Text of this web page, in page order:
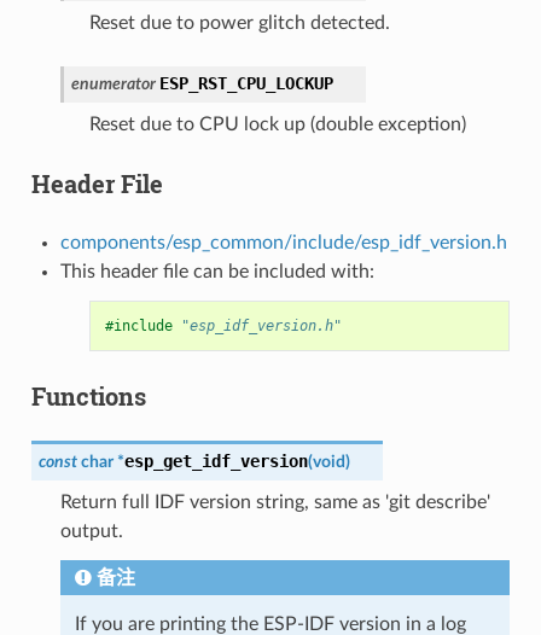
Reset due to power glitch detected.
enumerator ESP_RST_CPU_LOCKUP
Reset due to CPU lock up (double exception)
Header File
components/esp_common/include/esp_idf_version.h
This header file can be included with:
#include "esp_idf_version.h"
Functions
const char *esp_get_idf_version(void)
Return full IDF version string, same as 'git describe'
output.
备注
If you are printing the ESP-IDF version in a log